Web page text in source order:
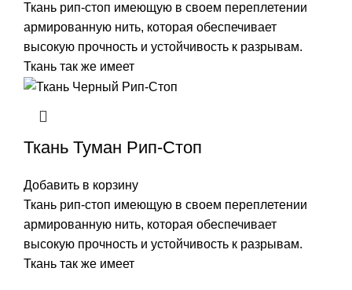
Ткань рип-стоп имеющую в своем переплетении
армированную нить, которая обеспечивает
высокую прочность и устойчивость к разрывам.
Ткань так же имеет
Ткань Туман Рип-Стоп
Добавить в корзину
Ткань рип-стоп имеющую в своем переплетении
армированную нить, которая обеспечивает
высокую прочность и устойчивость к разрывам.
Ткань так же имеет